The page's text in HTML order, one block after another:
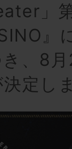
」
』
、8
定し